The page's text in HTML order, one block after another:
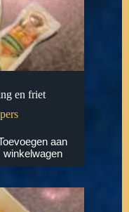
en friet
aan
winkelwagen